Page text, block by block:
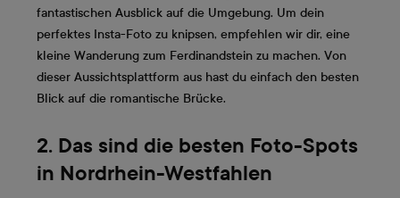
fantastischen Ausblick auf die Umgebung. Um dein
perfektes Insta-Foto zu knipsen, empfehlen wir dir, eine
kleine Wanderung zum Ferdinandstein zu machen. Von
dieser Aussichtsplattform aus hast du einfach den besten
Blick auf die romantische Brücke.
2. Das sind die besten Foto-Spots
in Nordrhein-Westfahlen